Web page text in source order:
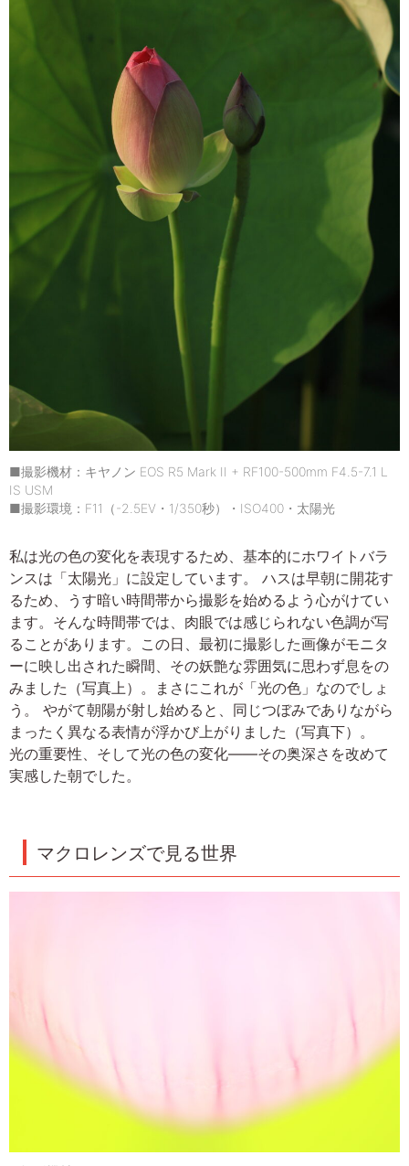
■撮影機材：キヤノン EOS R5 Mark II + RF100-500mm F4.5-7.1 L
IS USM
■撮影環境：F11（-2.5EV・1/350秒）・ISO400・太陽光
私は光の色の変化を表現するため、基本的にホワイトバラ
ンスは「太陽光」に設定しています。 ハスは早朝に開花す
るため、うす暗い時間帯から撮影を始めるよう心がけてい
ます。そんな時間帯では、肉眼では感じられない色調が写
ることがあります。この日、最初に撮影した画像がモニタ
ーに映し出された瞬間、その妖艶な雰囲気に思わず息をの
みました（写真上）。まさにこれが「光の色」なのでしょ
う。 やがて朝陽が射し始めると、同じつぼみでありながら
まったく異なる表情が浮かび上がりました（写真下）。
光の重要性、そして光の色の変化――その奥深さを改めて
実感した朝でした。
マクロレンズで見る世界